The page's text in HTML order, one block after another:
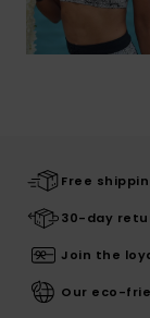
Free
30-day
Join the
Our eco-